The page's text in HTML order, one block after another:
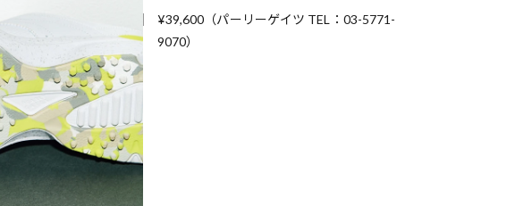
¥39,600（パーリーゲイツ TEL：03-5771-
9070）